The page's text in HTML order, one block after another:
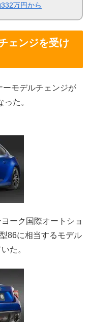
万円から
ェンジを受け
ーモデルチェンジが
た。
ーク国際オートショ
86に相当するモデル
た。